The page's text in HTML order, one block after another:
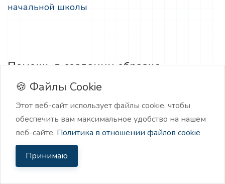
начальной школы
Помощь в создании образца
сочинений
Обратите внимание на набор шаблонов “Для
школы”.
Здесь вы найдете шаблон, который поможет
разработать структуры сочинения. А также
шаблон, который сгенерирует готовый текст.
🍪 Файлы Cookie
Этот веб-сайт использует файлы cookie, чтобы
обеспечить вам максимальное удобство на нашем
веб-сайте. Политика в отношении файлов cookie
Принимаю